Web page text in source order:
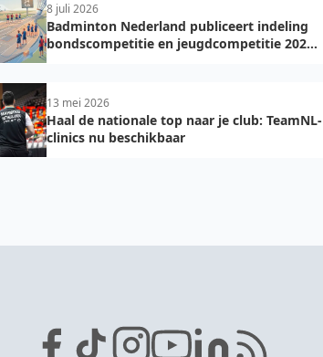
8 juli 2026
Badminton Nederland publiceert indeling
bondscompetitie en jeugdcompetitie 2026-
13 mei 2026
Haal de nationale top naar je club: TeamNL-
clinics nu beschikbaar